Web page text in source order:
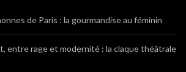
de Paris : la gourmandise au féminin
entre rage et modernité : la claque théâtrale